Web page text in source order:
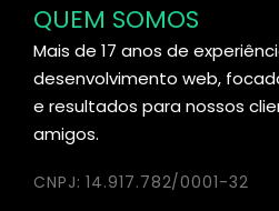
QUEM SOMOS
Mais de 17 anos de
desenvolvimento web,
e resultados para nossos
amigos.
CNPJ: 14.917.782/0001-32